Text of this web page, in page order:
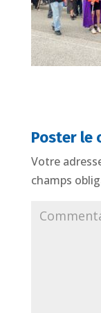
Poster le
Votre
champs